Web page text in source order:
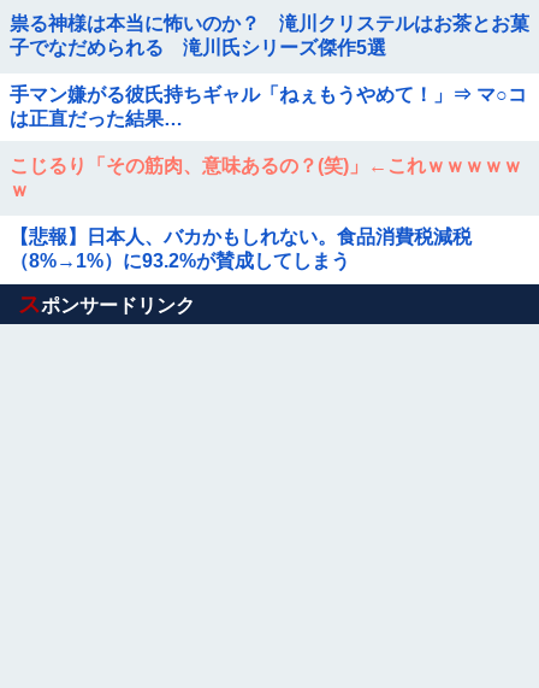
祟る神様は本当に怖いのか？ 滝川クリステルはお茶とお菓
子でなだめられる 滝川氏シリーズ傑作5選
手マン嫌がる彼氏持ちギャル「ねぇもうやめて！」⇒ マ○コ
は正直だった結果…
こじるり「その筋肉、意味あるの？(笑)」←これｗｗｗｗｗ
ｗ
【悲報】日本人、バカかもしれない。食品消費税減税
（8%→1%）に93.2%が賛成してしまう
Powered by livedoor 相互RSS
スポンサードリンク